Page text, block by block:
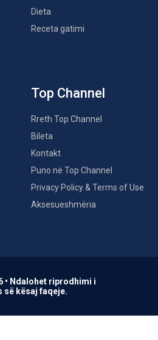
Dieta
Receta gatimi
Top Channel
Rreth Top Channel
Bileta
Kontakt
Puno në Top Channel
Privacy Policy & Terms of Use
Aksesueshmëria
• Ndalohet riprodhimi i
së kësaj faqeje.